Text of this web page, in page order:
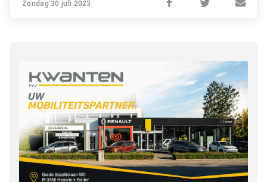
Zondag 30 juli 2023